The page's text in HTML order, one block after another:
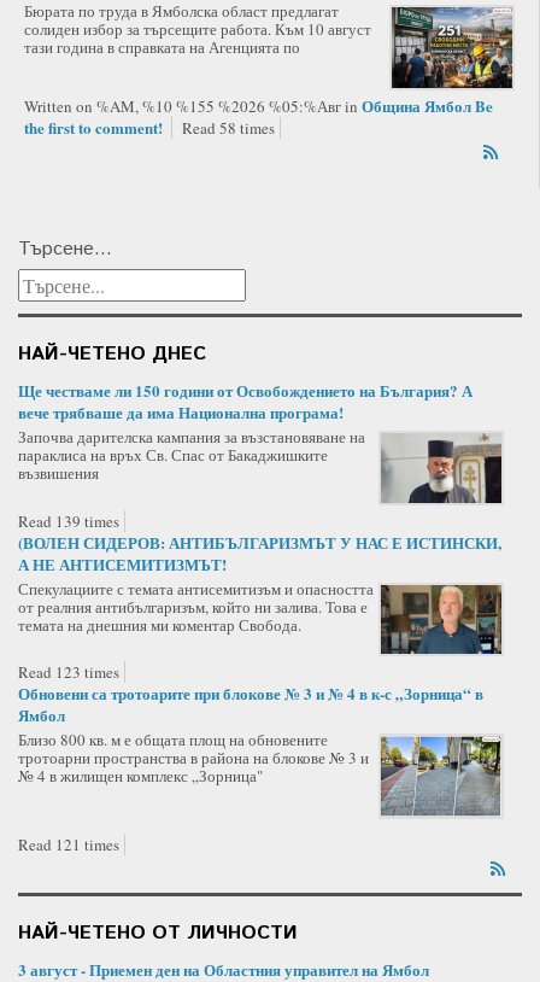
Бюрата по труда в Ямболска област предлагат
солиден избор за търсещите работа. Към 10 август
тази година в справката на Агенцията по
Written on %AM, %10 %155 %2026 %05:%Авгin Община ЯмболBe
the first to comment!
Read 58 times
Търсене...
НАЙ-ЧЕТЕНО ДНЕС
Ще честваме ли 150 години от Освобождението на България? А
вече трябваше да има Национална програма!
Започва дарителска кампания за възстановяване на
параклиса на връх Св. Спас от Бакаджишките
възвишения
Read 139 times
(ВОЛЕН СИДЕРОВ: АНТИБЪЛГАРИЗМЪТ У НАС Е ИСТИНСКИ,
А НЕ АНТИСЕМИТИЗМЪТ!
Спекулациите с темата антисемитизъм и опасността
от реалния антибългаризъм, който ни залива. Това е
темата на днешния ми коментар Свобода.
Read 123 times
Обновени са тротоарите при блокове № 3 и № 4 в к-с „Зорница“ в
Ямбол
Близо 800 кв. м е общата площ на обновените
тротоарни пространства в района на блокове № 3 и
№ 4 в жилищен комплекс „Зорница"
Read 121 times
НАЙ-ЧЕТЕНО ОТ ЛИЧНОСТИ
3 август - Приемен ден на Областния управител на Ямбол